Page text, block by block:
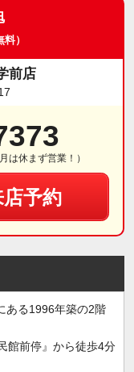
料）
前店
は休まず営業！）
予約
ある1996年築の2階
館前停』から徒歩4分